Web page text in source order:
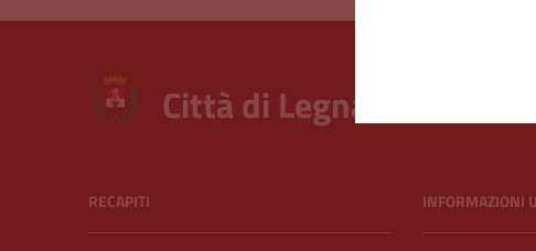
Città di Legnano –
RECAPITI INFORMAZIONI